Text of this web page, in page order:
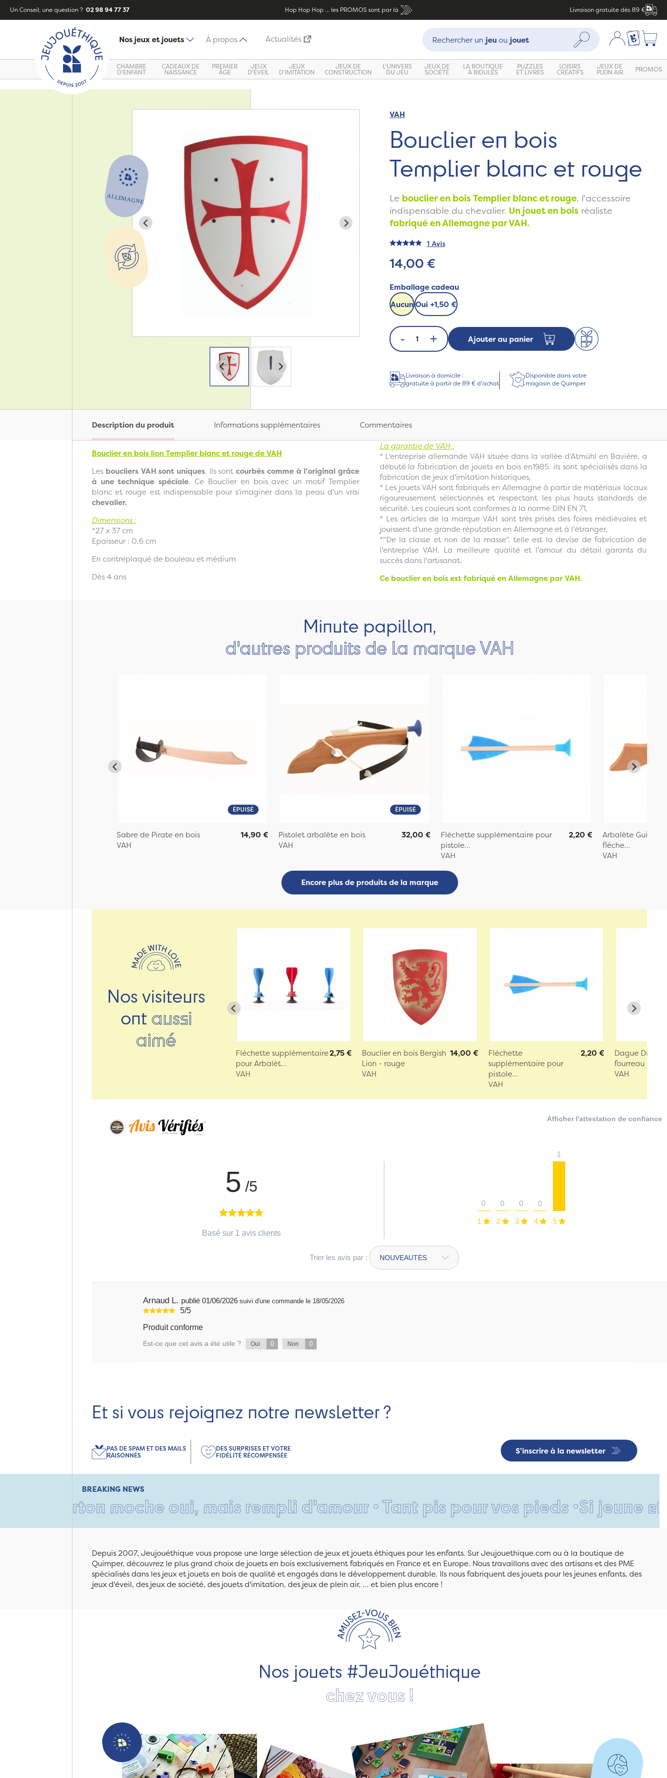
Un Conseil, une question ? 02 98 94 77 37 Hop Hop Hop ... les PROMOS sont par là Livraison gratuite dès 89 €
Nos jeux et jouets À propos Actualités
Recherche :
Rechercher un jeuou jouet Rechercher Mon compte
Ma liste
CHAMBRE
D'ENFANT
CADEAUX DE
NAISSANCE
PREMIER
ÂGE
JEUX
D'ÉVEIL
JEUX
D'IMITATION
JEUX DE
CONSTRUCTION
L'UNIVERS
DU JEU
JEUX DE
SOCIÉTÉ
LA BOUTIQUE
À BIDULES
PUZZLES
ET LIVRES
LOISIRS
CRÉATIFS
JEUX DE
PLEIN AIR PROMOS
ZoomVAH
Bouclier en bois
Templier blanc et rouge
Le bouclier en bois Templier blanc et rouge, l'accessoire
indispensable du chevalier. Un jouet en bois réaliste
fabriqué en Allemagne par VAH.
1 Avis
14,00 €
Emballage cadeau
AucunOui +1,50 €
- + Ajouter au panier
Livraison à domicile :
gratuite à partir de 89 € d'achat
Disponible dans votre
magasin de Quimper
Description du produit Informations supplémentaires Commentaires
Bouclier en bois lion Templier blanc et rougede VAH
Les boucliers VAH sont uniques. Ils sont courbés comme à l'original grâce
à une technique spéciale. Ce Bouclier en bois avec un motif Templier
blanc et rouge est indispensable pour s'imaginer dans la peau d'un vrai
chevalier.
Dimensions:
*27 x 37 cm
Epaisseur : 0,6 cm
En contreplaqué de bouleau et médium
Dès 4 ans
La garantie de VAH :
* L'entreprise allemande VAH située dans la vallée d'Atmühl en Bavière, a
débuté la fabrication de jouets en bois en1985. ils sont spécialisés dans la
fabrication de jeux d'imitation historiques,
* Les jouets VAH sont fabriqués en Allemagne à partir de matériaux locaux
rigoureusement sélectionnés et respectant les plus hauts standards de
sécurité. Les couleurs sont conformes à la norme DIN EN 71,
* Les articles de la marque VAH sont très prisés des foires médiévales et
jouissent d'une grande réputation en Allemagne et à l'étranger,
*"De la classe et non de la masse", telle est la devise de fabrication de
l'entreprise VAH. La meilleure qualité et l'amour du détail garants du
succès dans l'artisanat.
Ce bouclier en bois est fabriqué en Allemagne par VAH.
Minute papillon,
d'autres produits de la marque VAH
ÉPUISÉ
Sabre de Pirate en bois
VAH
14,90 €
ÉPUISÉ
Pistolet arbalète en bois
VAH
32,00 €
Fléchette supplémentaire pour
pistole...
VAH
2,20 €
Arbalète
fléche...
VAH
Encore plus de produits de la marque
Nos visiteurs
ont aussi
aimé
Fléchette supplémentaire
pour Arbalèt...
VAH
2,75 €
Bouclier en bois Bergish
Lion - rouge
VAH
14,00 €
Fléchette
supplémentaire pour
pistole...
VAH
2,20 €
Dague
fourreau en
VAH
Afficher l'attestation de confiance
5 /5
Basé sur 1 avis clients
1
0
2
0
3
0
4
0
5
1
Trier les avis par :
Arnaud L. publié 01/06/2026suivi d'une commande le 18/05/2026
5/5
Produit conforme
Est-ce que cet avis a été utile ? Oui 0 Non 0
Et si vous rejoignez notre newsletter ?
S'inscrire à la newsletter
PAS DE SPAM ET DES MAILS
RAISONNÉS
DES SURPRISES ET VOTRE
FIDÉLITÉ RÉCOMPENSÉE
BREAKING NEWS
moche oui, mais rempli d'amour • Tant pis pour vos pieds •Si jeune et déjà
Depuis 2007, Jeujouéthique vous propose une large sélection de jeux et jouets éthiques pour les enfants. Sur Jeujouethique.com ou à la boutique de
Quimper, découvrez le plus grand choix de jouets en bois exclusivement fabriqués en France et en Europe. Nous travaillons avec des artisans et des PME
spécialisés dans les jeux et jouets en bois de qualité et engagés dans le développement durable. Ils nous fabriquent des jouets pour les jeunes enfants, des
jeux d'éveil, des jeux de société, des jouets d'imitation, des jeux de plein air, ... et bien plus encore !
Nos jouets #JeuJouéthique
chez vous !